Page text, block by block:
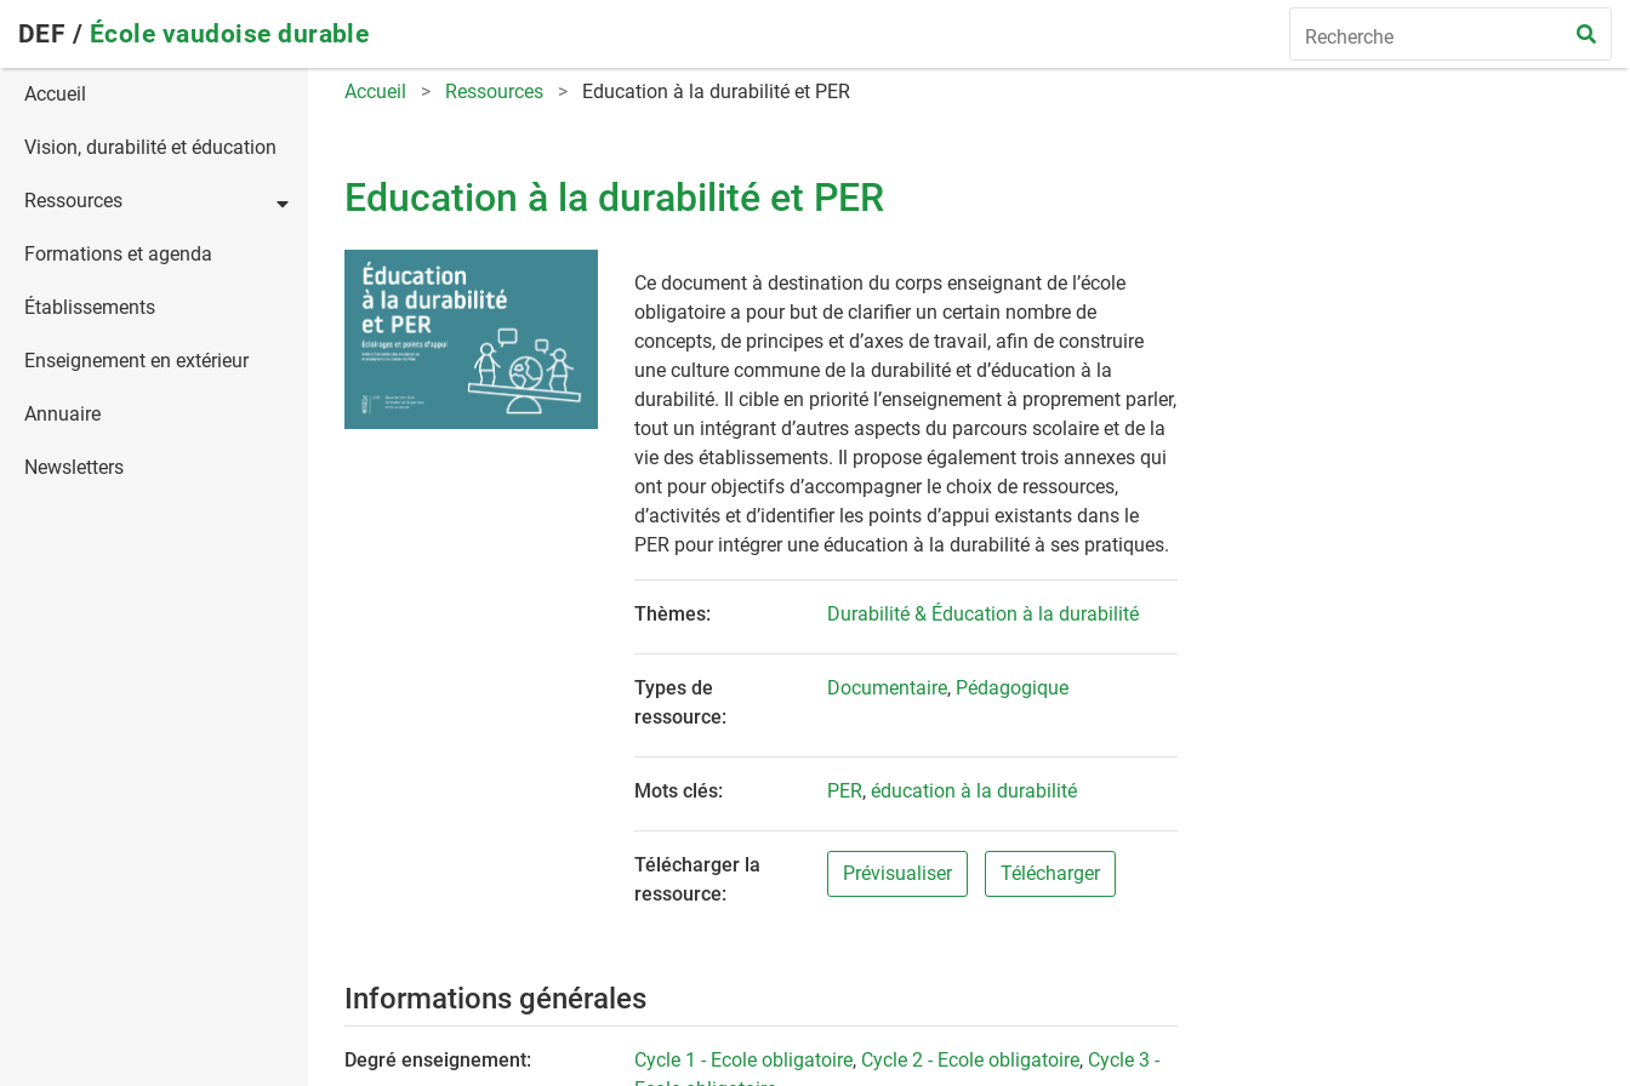
main
navigation
DEF / École vaudoise durable
Main
navigation
Accueil
Vision, durabilité et éducation
Ressources
Formations et agenda
Établissements
Enseignement en extérieur
Annuaire
Newsletters
Accueil Ressources Education à la durabilité et PER
Education à la durabilité et PER
Ce document à destination du corps enseignant de l’école
obligatoire a pour but de clarifier un certain nombre de
concepts, de principes et d’axes de travail, afin de construire
une culture commune de la durabilité et d’éducation à la
durabilité. Il cible en priorité l’enseignement à proprement parler,
tout un intégrant d’autres aspects du parcours scolaire et de la
vie des établissements. Il propose également trois annexes qui
ont pour objectifs d’accompagner le choix de ressources,
d’activités et d’identifier les points d’appui existants dans le
PER pour intégrer une éducation à la durabilité à ses pratiques.
Thèmes: Durabilité & Éducation à la durabilité
Types de
ressource:
Documentaire, Pédagogique
Mots clés: PER, éducation à la durabilité
Télécharger la
ressource:
Prévisualiser Télécharger
Informations générales
Degré enseignement: Cycle 1 - Ecole obligatoire, Cycle 2 - Ecole obligatoire, Cycle 3 -